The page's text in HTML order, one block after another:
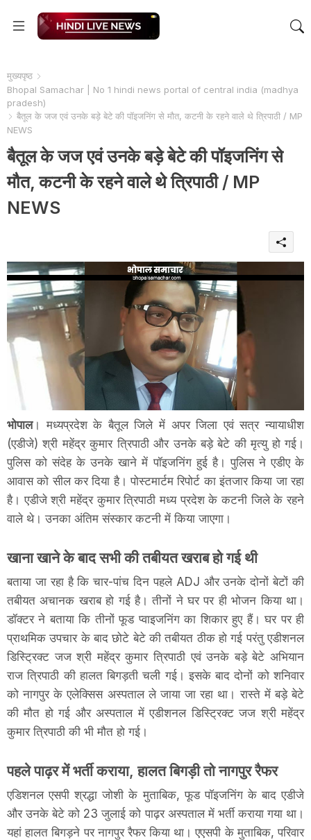
मुख्यपृष्ठ
Bhopal Samachar | No 1 hindi news portal of central india (madhya
pradesh)
बैतूल के जज एवं उनके बड़े बेटे की पॉइजनिंग से मौत, कटनी के रहने वाले थे त्रिपाठी / MP
NEWS
बैतूल के जज एवं उनके बड़े बेटे की पॉइजनिंग से
मौत, कटनी के रहने वाले थे त्रिपाठी / MP
NEWS
भोपाल। मध्यप्रदेश के बैतूल जिले में अपर जिला एवं सत्र न्यायाधीश
(एडीजे) श्री महेंद्र कुमार त्रिपाठी और उनके बड़े बेटे की मृत्यु हो गई।
पुलिस को संदेह के उनके खाने में पॉइजनिंग हुई है। पुलिस ने एडीए के
आवास को सील कर दिया है। पोस्टमार्टम रिपोर्ट का इंतजार किया जा रहा
है। एडीजे श्री महेंद्र कुमार त्रिपाठी मध्य प्रदेश के कटनी जिले के रहने
वाले थे। उनका अंतिम संस्कार कटनी में किया जाएगा।
खाना खाने के बाद सभी की तबीयत खराब हो गई थी
बताया जा रहा है कि चार-पांच दिन पहले ADJ और उनके दोनों बेटों की
तबीयत अचानक खराब हो गई है। तीनों ने घर पर ही भोजन किया था।
डॉक्टर ने बताया कि तीनों फूड प्वाइजनिंग का शिकार हुए हैं। घर पर ही
प्राथमिक उपचार के बाद छोटे बेटे की तबीयत ठीक हो गई परंतु एडीशनल
डिस्ट्रिक्ट जज श्री महेंद्र कुमार त्रिपाठी एवं उनके बड़े बेटे अभियान
राज त्रिपाठी की हालत बिगड़ती चली गई। इसके बाद दोनों को शनिवार
को नागपुर के एलेक्सिस अस्पताल ले जाया जा रहा था। रास्ते में बड़े बेटे
की मौत हो गई और अस्पताल में एडीशनल डिस्ट्रिक्ट जज श्री महेंद्र
कुमार त्रिपाठी की भी मौत हो गई।
पहले पाढ़र में भर्ती कराया, हालत बिगड़ी तो नागपुर रैफर
एडिशनल एसपी श्रद्धा जोशी के मुताबिक, फूड पाॅइजनिंग के बाद एडीजे
और उनके बेटे को 23 जुलाई को पाढ़र अस्पताल में भर्ती कराया गया था।
यहां हालत बिगड़ने पर नागपुर रैफर किया था। एएसपी के मुताबिक, परिवार